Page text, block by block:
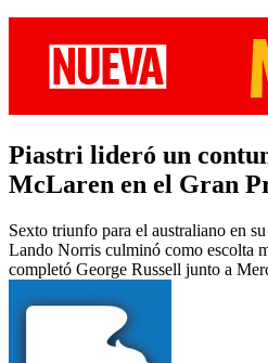
Piastri lideró un
McLaren en el Gran
Sexto triunfo para el australiano en
Lando Norris culminó como escolta
completó George Russell junto a